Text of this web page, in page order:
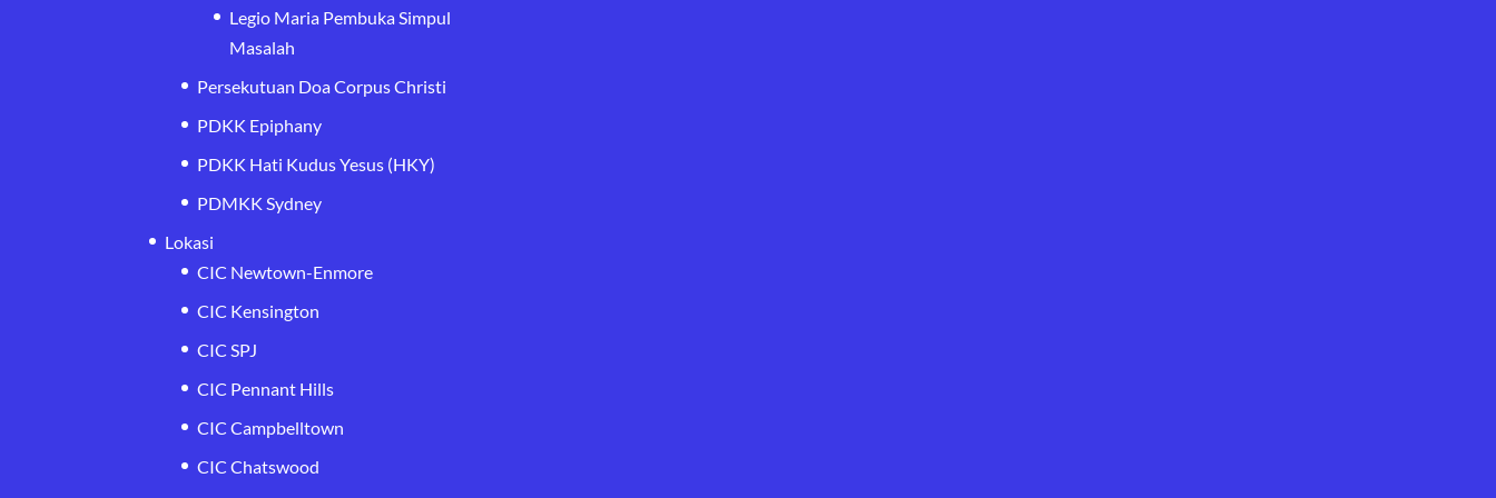
Legio Maria Pembuka Simpul
Masalah
Persekutuan Doa Corpus Christi
PDKK Epiphany
PDKK Hati Kudus Yesus (HKY)
PDMKK Sydney
Lokasi
CIC Newtown-Enmore
CIC Kensington
CIC SPJ
CIC Pennant Hills
CIC Campbelltown
CIC Chatswood